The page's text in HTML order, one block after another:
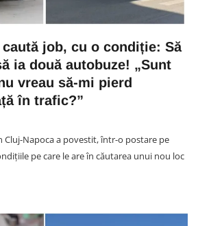
job, cu o condiție: Să
ia două autobuze! „Sunt
vreau să-mi pierd
în trafic?”
Cluj-Napoca a povestit, într-o postare pe
pe care le are în căutarea unui nou loc